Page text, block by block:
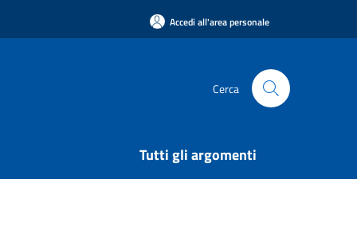
Accedi all'area personale
Cerca
Tutti gli argomenti